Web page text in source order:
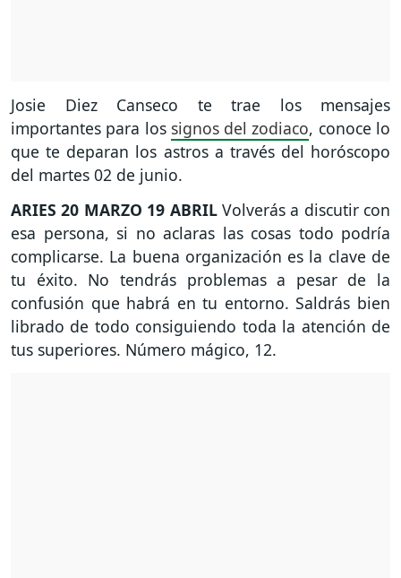
Josie Diez Canseco te trae los mensajes
importantes para los signos del zodiaco, conoce lo
que te deparan los astros a través del horóscopo
del martes 02 de junio.
ARIES 20 MARZO 19 ABRILVolverás a discutir con
esa persona, si no aclaras las cosas todo podría
complicarse. La buena organización es la clave de
tu éxito. No tendrás problemas a pesar de la
confusión que habrá en tu entorno. Saldrás bien
librado de todo consiguiendo toda la atención de
tus superiores. Número mágico, 12.